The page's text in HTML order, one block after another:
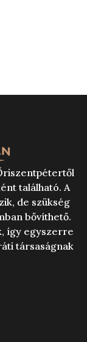
található. A
de szükség
bővíthető.
így egyszerre
társaságnak